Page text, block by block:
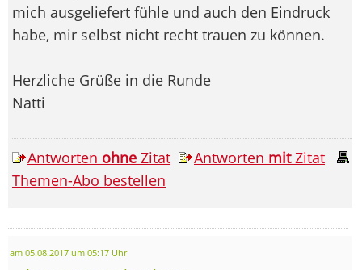
mich ausgeliefert fühle und auch den Eindruck
habe, mir selbst nicht recht trauen zu können.
Herzliche Grüße in die Runde
Natti
Antworten ohne Zitat Antworten mitZitat
Themen-Abo bestellen
am 05.08.2017 um 05:17 Uhr